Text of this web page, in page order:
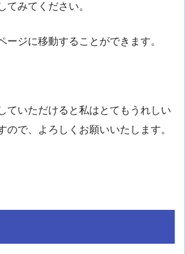
てみてください。
ージに移動することができます。
ていただけると私はとてもうれしい
ので、よろしくお願いいたします。